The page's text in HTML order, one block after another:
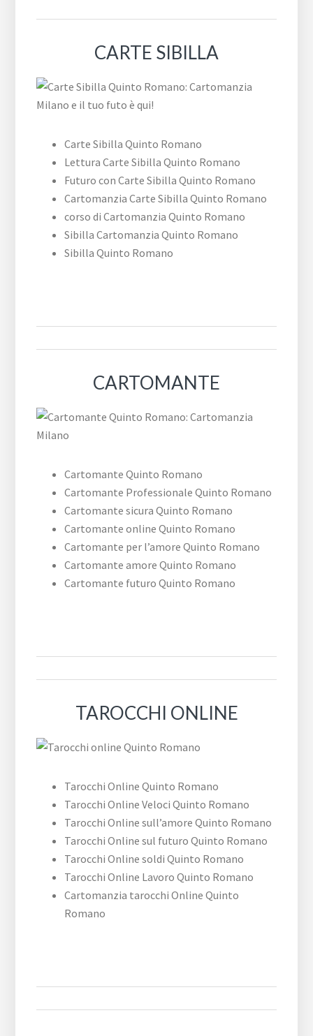
CARTE SIBILLA
Carte Sibilla Quinto Romano
Lettura Carte Sibilla Quinto Romano
Futuro con Carte Sibilla Quinto Romano
Cartomanzia Carte Sibilla Quinto Romano
corso di Cartomanzia Quinto Romano
Sibilla Cartomanzia Quinto Romano
Sibilla Quinto Romano
CARTOMANTE
Cartomante Quinto Romano
Cartomante Professionale Quinto Romano
Cartomante sicura Quinto Romano
Cartomante online Quinto Romano
Cartomante per l’amore Quinto Romano
Cartomante amore Quinto Romano
Cartomante futuro Quinto Romano
TAROCCHI ONLINE
Tarocchi Online Quinto Romano
Tarocchi Online Veloci Quinto Romano
Tarocchi Online sull’amore Quinto Romano
Tarocchi Online sul futuro Quinto Romano
Tarocchi Online soldi Quinto Romano
Tarocchi Online Lavoro Quinto Romano
Cartomanzia tarocchi Online Quinto
Romano